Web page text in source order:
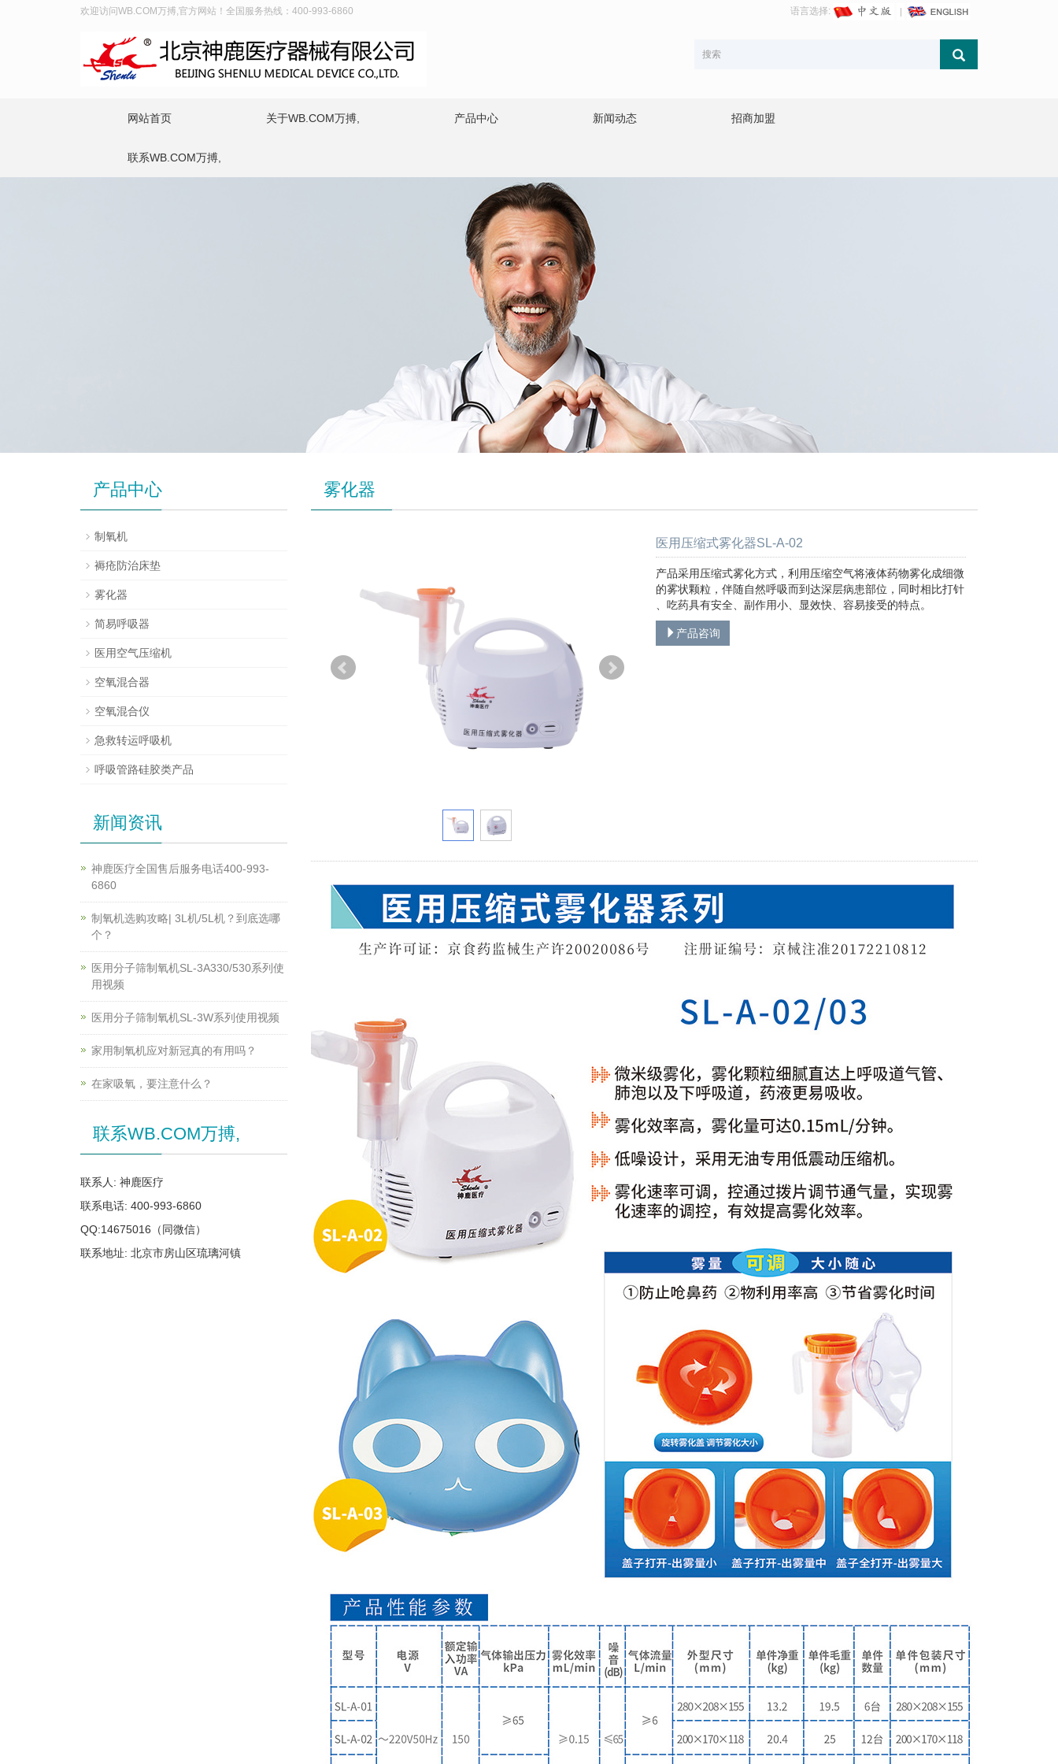
欢迎访问WB.COM万搏,官方网站！全国服务热线：400-993-6860 语言选择:
网站首页 关于WB.COM万搏, 产品中心 新闻动态 招商加盟
联系WB.COM万搏,
雾化器
医用压缩式雾化器SL-A-02
产品采用压缩式雾化方式，利用压缩空气将液体药物雾化成细微
的雾状颗粒，伴随自然呼吸而到达深层病患部位，同时相比打针
、吃药具有安全、副作用小、显效快、容易接受的特点。
产品咨询
产品中心
制氧机
褥疮防治床垫
雾化器
简易呼吸器
医用空气压缩机
空氧混合器
空氧混合仪
急救转运呼吸机
呼吸管路硅胶类产品
新闻资讯
神鹿医疗全国售后服务电话400-993-
6860
制氧机选购攻略| 3L机/5L机？到底选哪
个？
医用分子筛制氧机SL-3A330/530系列使
用视频
医用分子筛制氧机SL-3W系列使用视频
家用制氧机应对新冠真的有用吗？
在家吸氧，要注意什么？
联系WB.COM万搏,
联系人: 神鹿医疗
联系电话: 400-993-6860
QQ:14675016（同微信）
联系地址: 北京市房山区琉璃河镇